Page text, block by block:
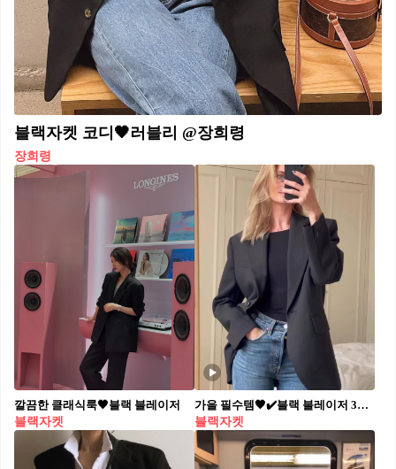
블랙자켓 코디🖤러블리 @장희령
장희령
깔끔한 클래식룩🖤블랙 블레이저
블랙자켓
가을 필수템🖤✔️블랙 블레이저 3가지 돌려입는 방법 : 청바지, 슬랙스, 숏데님으로 미니멀룩3️⃣
블랙자켓